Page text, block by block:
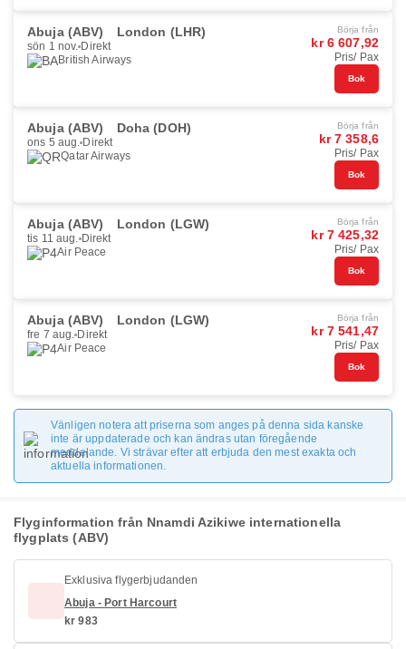
Abuja (ABV) London (LHR)
sön 1 nov. Direkt
British Airways
Börja från
kr 6 607,92
Pris/ Pax
Bok
Abuja (ABV) Doha (DOH)
ons 5 aug. Direkt
Qatar Airways
Börja från
kr 7 358,6
Pris/ Pax
Bok
Abuja (ABV) London (LGW)
tis 11 aug. Direkt
Air Peace
Börja från
kr 7 425,32
Pris/ Pax
Bok
Abuja (ABV) London (LGW)
fre 7 aug. Direkt
Air Peace
Börja från
kr 7 541,47
Pris/ Pax
Bok
Vänligen notera att priserna som anges på denna sida kanske
inte är uppdaterade och kan ändras utan föregående
meddelande. Vi strävar efter att erbjuda den mest exakta och
aktuella informationen.
Flyginformation från Nnamdi Azikiwe internationella
flygplats (ABV)
Exklusiva flygerbjudanden
Abuja - Port Harcourt
kr 983